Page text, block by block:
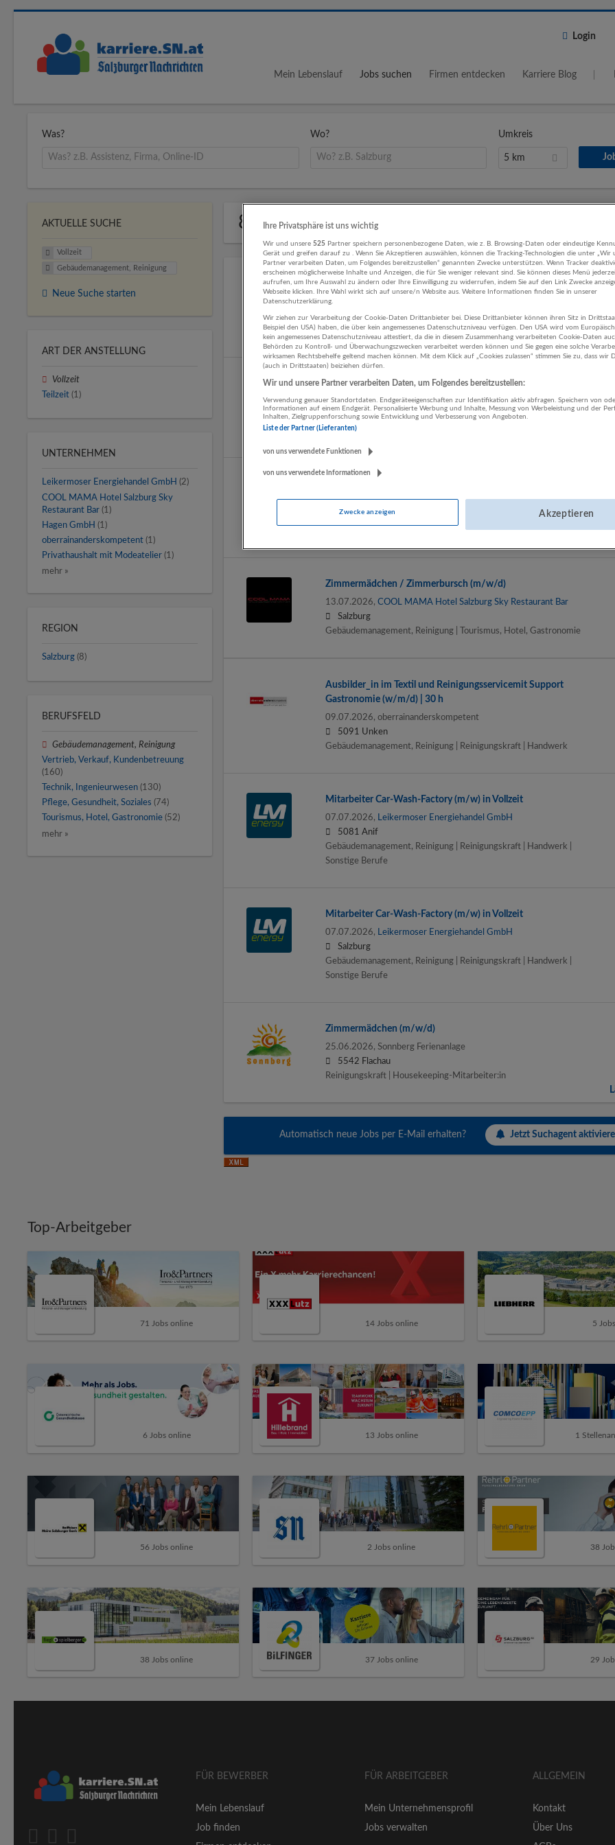
Login
Mein Lebenslauf Jobs suchen Firmen entdecken Karriere Blog
Was? Wo? Umkreis
5 km
8 Jobs für Vollzeit Gebäudemanagement,
Reinigungskraft (m/w/d) in Vollzeit gesucht
02.08.2026,
Salzburg
Reinigungskraft
Wartungs- und Kundendiensttechnike (m/w/d)
28.07.2026,Hagen GmbH
Salzburg
Haustechniker:in | Technik, Ingenieurwesen
28.07.2026,Romantik Spa Hotel Elixhauser Wirt
5161 Elixhausen
Haushälter:in | Gebäudemanagement, Reinigung | Englisch
Zimmermädchen / Zimmerbursch (m/w/d)
13.07.2026, COOL MAMA Hotel Salzburg Sky Restaurant Bar
Salzburg
Gebäudemanagement, Reinigung | Tourismus, Hotel, Gastronomie
Ausbilder_in im Textil und Reinigungsservicemit Support
Gastronomie (w/m/d) | 30 h
09.07.2026, oberrainanderskompetent
5091 Unken
Gebäudemanagement, Reinigung | Reinigungskraft | Handwerk
Mitarbeiter Car-Wash-Factory (m/w) in Vollzeit
07.07.2026,
Leikermoser Energiehandel GmbH
5081 Anif
Gebäudemanagement, Reinigung | Reinigungskraft | Handwerk |
Sonstige Berufe
Mitarbeiter Car-Wash-Factory (m/w) in Vollzeit
07.07.2026,
Leikermoser Energiehandel GmbH
Salzburg
Gebäudemanagement, Reinigung | Reinigungskraft | Handwerk |
Sonstige Berufe
Zimmer­mädchen (m/w/d)
25.06.2026, Sonnberg Ferienanlage
5542 Flachau
Reinigungskraft | Housekeeping-Mitarbeiter:in
Automatisch neue Jobs per E-Mail erhalten? Jetzt Suchagent
AKTUELLE SUCHE
Vollzeit
Gebäudemanagement, Reinigung
Neue Suche starten
ART DER ANSTELLUNG
Vollzeit
Teilzeit (1)
UNTERNEHMEN
Leikermoser Energiehandel GmbH (2)
COOL MAMA Hotel Salzburg Sky
Restaurant Bar (1)
Hagen GmbH (1)
oberrainanderskompetent (1)
Privathaushalt mit Modeatelier (1)
mehr »
REGION
Salzburg (8)
BERUFSFELD
Gebäudemanagement, Reinigung
Vertrieb, Verkauf, Kundenbetreuung
(160)
Technik, Ingenieurwesen (130)
Pflege, Gesundheit, Soziales (74)
Tourismus, Hotel, Gastronomie (52)
mehr »
Top-Arbeitgeber
71 Jobs online 14 Jobs online 5
6 Jobs online 13 Jobs online 1
56 Jobs online 2 Jobs online 38
38 Jobs online 37 Jobs online 29
FÜR BEWERBER
Mein Lebenslauf
Job finden
FÜR ARBEITGEBER
Mein Unternehmensprofil
Jobs verwalten
ALLGEMEIN
Kontakt
Über Uns
Ihre Privatsphäre ist uns wichtig
Wir und unsere 525 Partner speichern personenbezogene Daten, wie z. B. Browsing-Daten oder eindeutige
Gerät und greifen darauf zu . Wenn Sie Akzeptieren auswählen, können die Tracking-Technologien die unter „Wir
Partner verarbeiten Daten, um Folgendes bereitzustellen“ genannten Zwecke unterstützen. Wenn Tracker
erscheinen möglicherweise Inhalte und Anzeigen, die für Sie weniger relevant sind. Sie können dieses Menü
aufrufen, um Ihre Auswahl zu ändern oder Ihre Einwilligung zu widerrufen, indem Sie auf den Link Zwecke
Webseite klicken. Ihre Wahl wirkt sich auf unsere/n Website aus. Weitere Informationen finden Sie in unserer
Datenschutzerklärung.
Wir ziehen zur Verarbeitung der Cookie-Daten Drittanbieter bei. Diese Drittanbieter können ihren Sitz in
Beispiel den USA) haben, die über kein angemessenes Datenschutzniveau verfügen. Den USA wird vom
kein angemessenes Datenschutzniveau attestiert, da die in diesem Zusammenhang verarbeiteten Cookie-Daten
Behörden zu Kontroll- und Überwachungszwecken verarbeitet werden können und Sie gegen eine solche
wirksamen Rechtsbehelfe geltend machen können. Mit dem Klick auf „Cookies zulassen“ stimmen Sie zu, dass wir
(auch in Drittstaaten) beiziehen dürfen.
Wir und unsere Partner verarbeiten Daten, um Folgendes bereitzustellen:
Verwendung genauer Standortdaten. Endgeräteeigenschaften zur Identifikation aktiv abfragen. Speichern von
Informationen auf einem Endgerät. Personalisierte Werbung und Inhalte, Messung von Werbeleistung und der
Inhalten, Zielgruppenforschung sowie Entwicklung und Verbesserung von Angeboten.
Liste der Partner (Lieferanten)
von uns verwendete Funktionen
von uns verwendete Informationen
Zwecke anzeigen Akzeptieren